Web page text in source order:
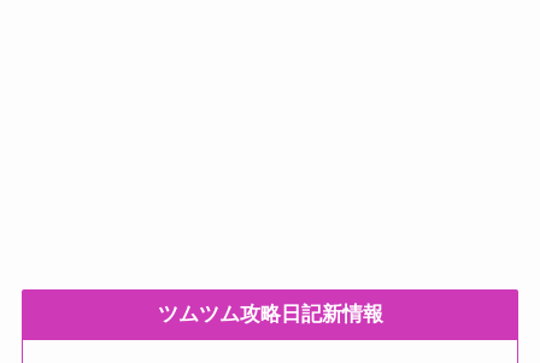
ツムツム攻略日記新情報